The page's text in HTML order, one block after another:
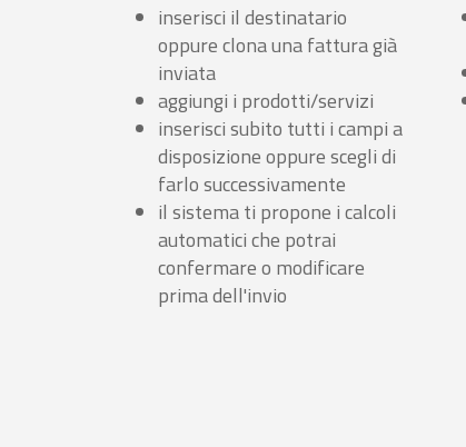
inserisci il destinatario
oppure clona una fattura già
inviata
aggiungi i prodotti/servizi
inserisci subito tutti i campi a
disposizione oppure scegli di
farlo successivamente
il sistema ti propone i calcoli
automatici che potrai
confermare o modificare
prima dell'invio